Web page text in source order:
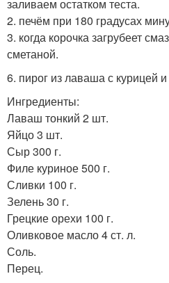
заливаем остатком теста.
2. печём при 180 градусах
3. когда корочка загрубеет
сметаной.
6. пирог из лаваша с курицей
Ингредиенты:
Лаваш тонкий 2 шт.
Яйцо 3 шт.
Сыр 300 г.
Филе куриное 500 г.
Сливки 100 г.
Зелень 30 г.
Грецкие орехи 100 г.
Оливковое масло 4 ст. л.
Соль.
Перец.